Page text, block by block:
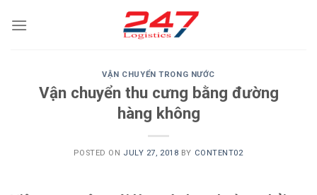
VẬN CHUYỂN TRONG NƯỚC
Vận chuyển thu cưng bằng đường
hàng không
POSTED ON JULY 27, 2018 BY CONTENT02